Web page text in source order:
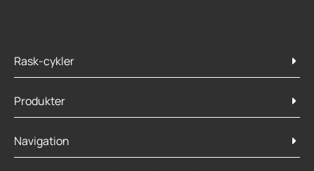
Rask-cykler
Produkter
Navigation